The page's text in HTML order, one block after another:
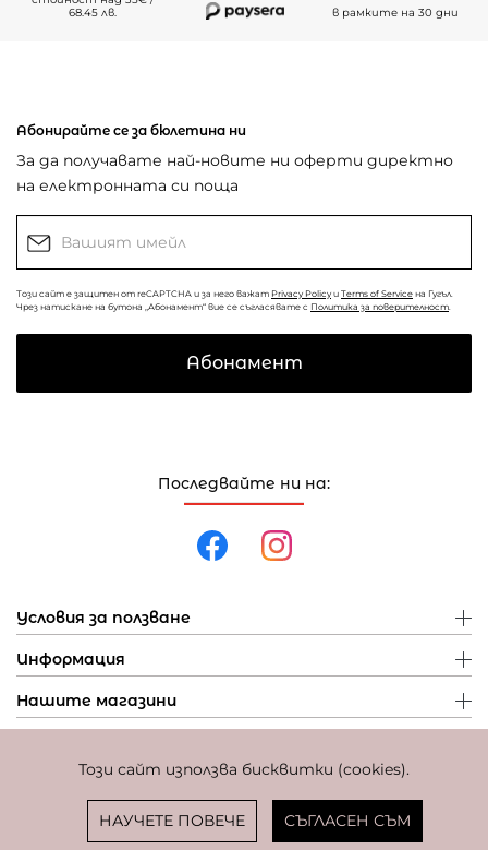
Този сайт използва бисквитки (cookies).
НАУЧЕТЕ ПОВЕЧЕ СЪГЛАСЕН СЪМ
68.45 лв.
в рамките на 30 дни
Последвайте ни на:
Условия за ползване
Информация
Нашите магазини
Абонирайте се за бюлетина ни
За да получавате най-новите ни оферти директно
на електронната си поща
Този сайт е защитен от reCAPTCHA и за него важат Privacy Policy и Terms of Service на Гугъл.
Чрез натискане на бутона „Абонамент“ вие се съгласявате с Политика за поверителност
Абонамент
Фиксиран курс за превалутиране: 1 EUR = 1,95583 BGN